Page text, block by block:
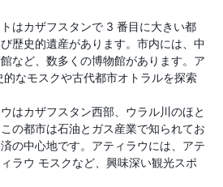
はカザフスタンで 3 番目に大きい都
歴史的遺産があります。市内には、中
など、数多くの博物館があります。ア
なモスクや古代都市オトラルを探索
はカザフスタン西部、ウラル川のほと
の都市は石油とガス産業で知られてお
の中心地です。アティラウには、アテ
ラウ モスクなど、興味深い観光スポ